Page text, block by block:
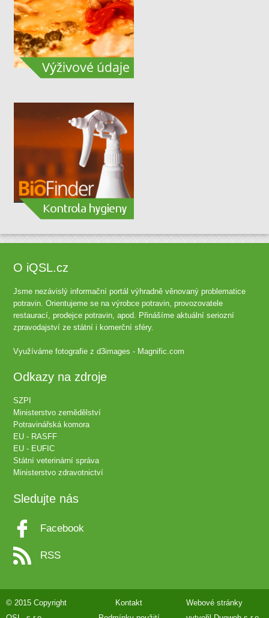
O iQSL.cz
Jsme nezávislý informační portál výhradně věnovaný problematice
potravin. Orientujeme se na výrobce potravin, provozovatele
restaurací, prodejce potravin, apod. Přinášíme aktuální seriozní
zpravodajství ze státní i komerční sféry.
Využíváme fotografie zd3images - Magnific.com
Odkazy na zdroje
SZPI
Ministerstvo zemědělství
Potravinářská komora
EU - RASFF
EU - EUFIC
Státní veterinární správa
Ministerstvo zdravotnictví
Sledujte nás
Facebook
RSS
© 2015 Copyright
Kontakt
Webové stránky